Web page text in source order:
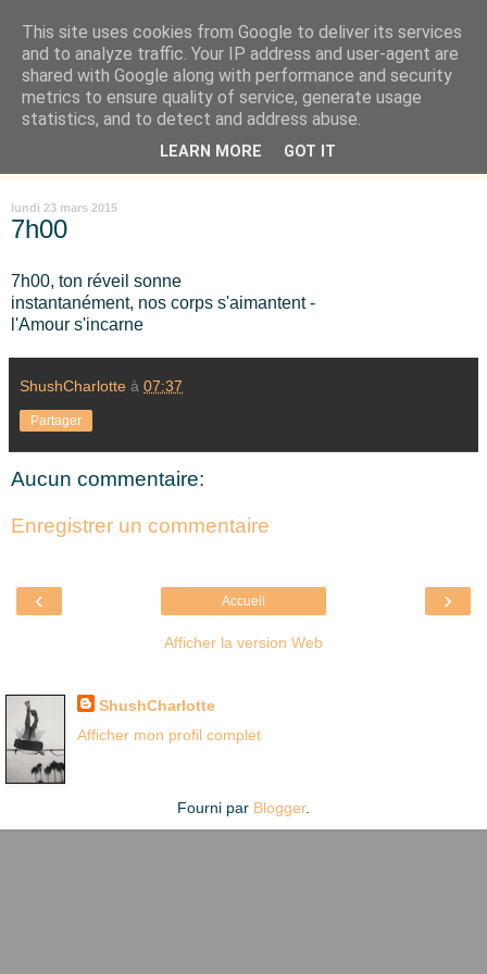
Là où je suis née
"Les temps sont durs pour les rêveurs" mais shush shush,
j'ai le cœur à l'affût et j'ouvre mon carnet de peau. « Soyez
vous-même, tous les autres sont déjà pris. » Oscar Wilde
lundi 23 mars 2015
7h00
7h00, ton réveil sonne
instantanément, nos corps s'aimantent -
l'Amour s'incarne
ShushCharlotte à 07:37
Partager
Aucun commentaire:
Enregistrer un commentaire
‹ ›
Accueil
Afficher la version Web
ShushCharlotte
Afficher mon profil complet
Fourni par Blogger.
This site uses cookies from Google to deliver its services
and to analyze traffic. Your IP address and user-agent are
shared with Google along with performance and security
metrics to ensure quality of service, generate usage
statistics, and to detect and address abuse.
LEARN MORE GOT IT